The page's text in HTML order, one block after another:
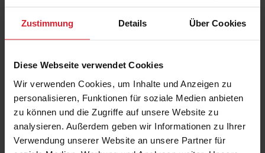
Zustimmung Details Über Cookies
Diese Webseite verwendet Cookies
Wir verwenden Cookies, um Inhalte und Anzeigen zu
personalisieren, Funktionen für soziale Medien anbieten
zu können und die Zugriffe auf unsere Website zu
analysieren. Außerdem geben wir Informationen zu Ihrer
Verwendung unserer Website an unsere Partner für
Frankfurt am Main
Maxpert Schulungscenter / hybrid
€ 470,00